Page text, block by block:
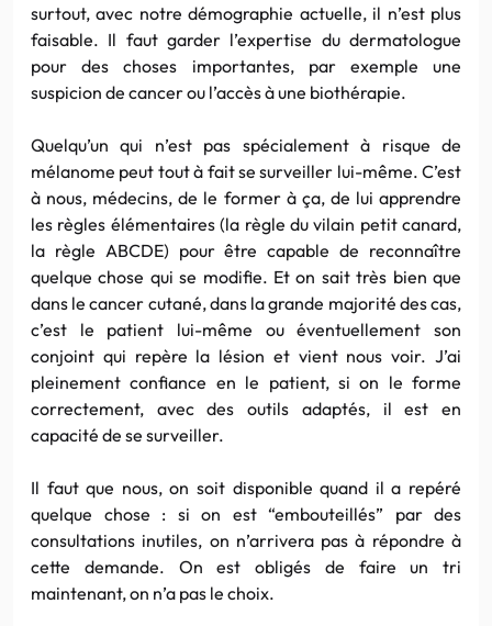
surtout, avec notre démographie actuelle, il n’est plus
faisable. Il faut garder l’expertise du dermatologue
pour des choses importantes, par exemple une
suspicion de cancer ou l’accès à une biothérapie.
Quelqu’un qui n’est pas spécialement à risque de
mélanome peut tout à fait se surveiller lui-même. C’est
à nous, médecins, de le former à ça, de lui apprendre
les règles élémentaires (la règle du vilain petit canard,
la règle ABCDE) pour être capable de reconnaître
quelque chose qui se modifie. Et on sait très bien que
dans le cancer cutané, dans la grande majorité des cas,
c’est le patient lui-même ou éventuellement son
conjoint qui repère la lésion et vient nous voir. J’ai
pleinement confiance en le patient, si on le forme
correctement, avec des outils adaptés, il est en
capacité de se surveiller.
Il faut que nous, on soit disponible quand il a repéré
quelque chose : si on est “embouteillés” par des
consultations inutiles, on n’arrivera pas à répondre à
cette demande. On est obligés de faire un tri
maintenant, on n’a pas le choix.